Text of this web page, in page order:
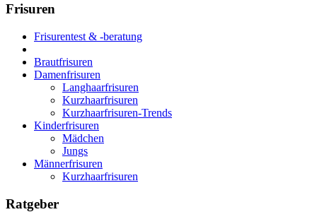
Frisuren
Frisurentest & -beratung
Brautfrisuren
Damenfrisuren
Langhaarfrisuren
Kurzhaarfrisuren
Kurzhaarfrisuren-Trends
Kinderfrisuren
Mädchen
Jungs
Männerfrisuren
Kurzhaarfrisuren
Ratgeber